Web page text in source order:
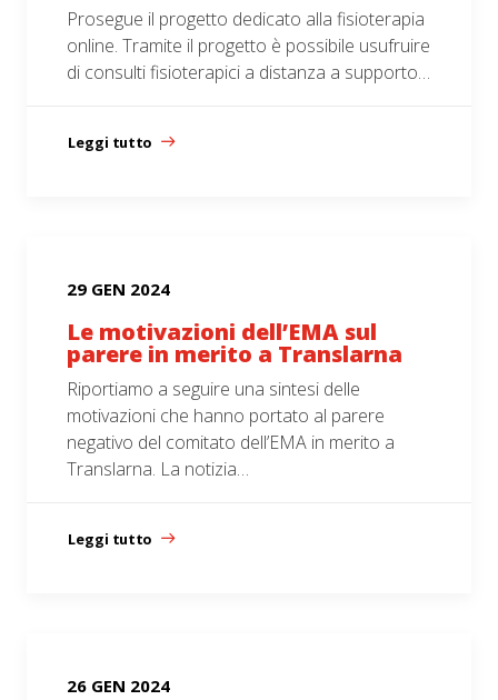
Prosegue il progetto dedicato alla fisioterapia
online. Tramite il progetto è possibile usufruire
di consulti fisioterapici a distanza a supporto…
Leggi tutto
29 GEN 2024
Le motivazioni dell’EMA sul
parere in merito a Translarna
Riportiamo a seguire una sintesi delle
motivazioni che hanno portato al parere
negativo del comitato dell’EMA in merito a
Translarna. La notizia…
Leggi tutto
26 GEN 2024